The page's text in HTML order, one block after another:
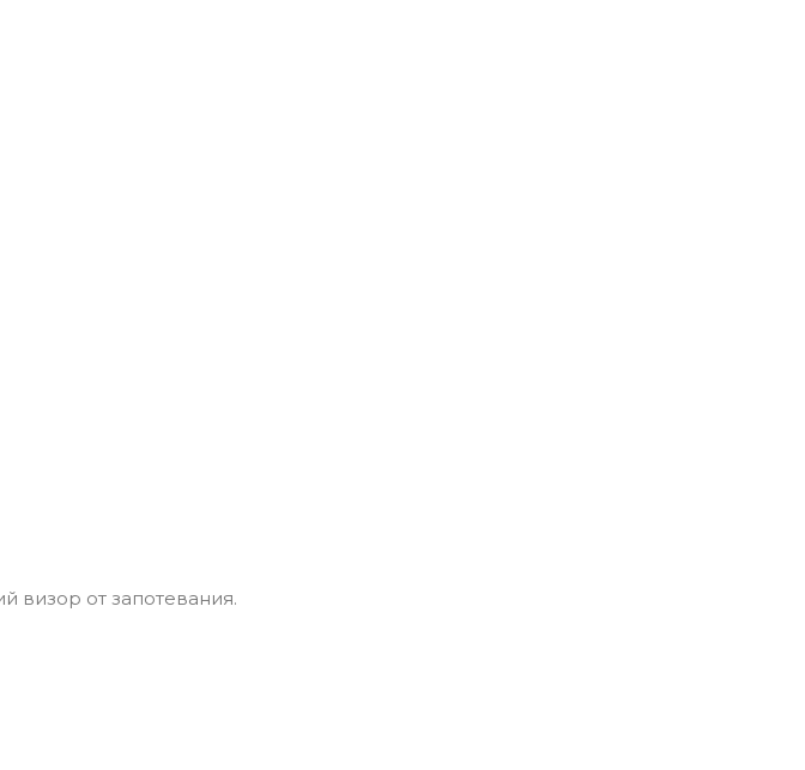
от запотевания.